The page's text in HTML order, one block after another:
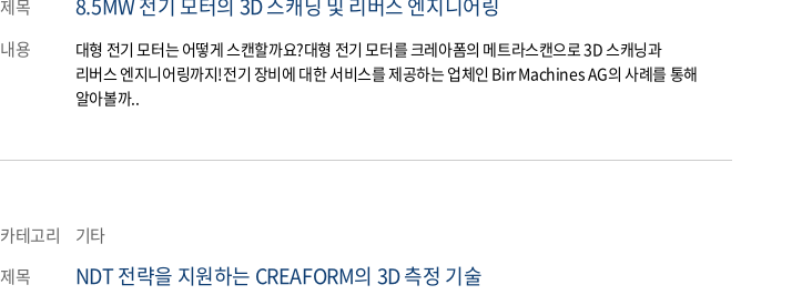
제목
8.5MW 전기 모터의 3D 스캐닝 및 리버스 엔지니어링
내용
대형 전기 모터는 어떻게 스캔할까요?​대형 전기 모터를 크레아폼의 메트라스캔으로 3D 스캐닝과
리버스 엔지니어링까지!전기 장비에 대한 서비스를 제공하는 업체인 Birr Machines AG의 사례를 통해
알아볼까..
카테고리
기타
제목
NDT 전략을 지원하는 CREAFORM의 3D 측정 기술